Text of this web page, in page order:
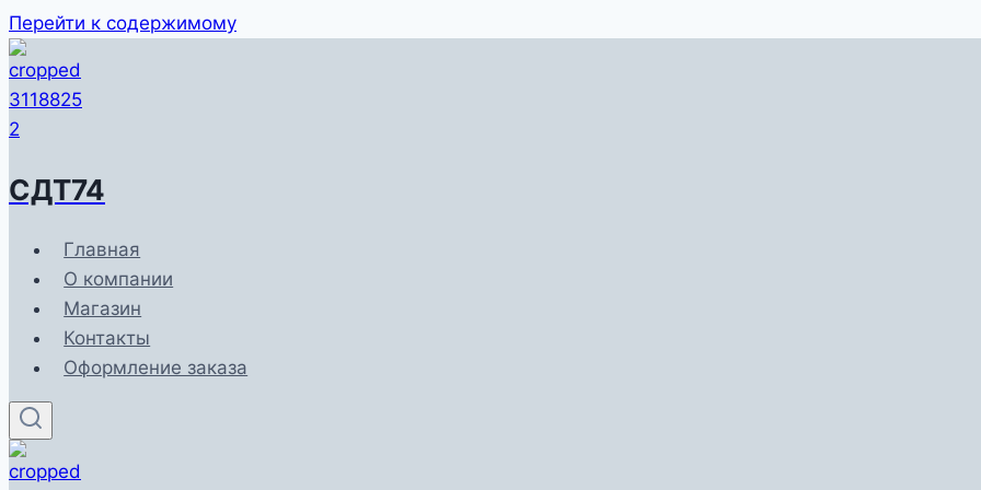
Перейти к содержимому
СДТ74
Главная
О компании
Магазин
Контакты
Оформление заказа